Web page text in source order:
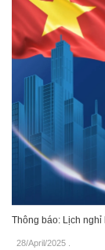
Thông báo: Lịch nghỉ
28/April/2025